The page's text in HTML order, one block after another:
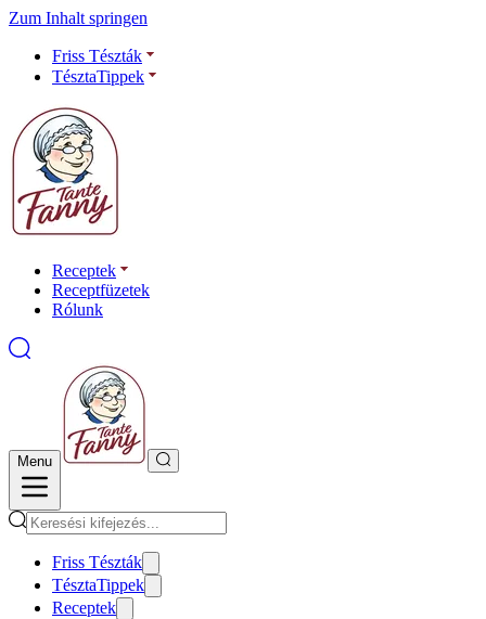
Zum Inhalt springen
Friss Tészták
TésztaTippek
Receptek
Receptfüzetek
Rólunk
Menu
Friss Tészták
TésztaTippek
Receptek